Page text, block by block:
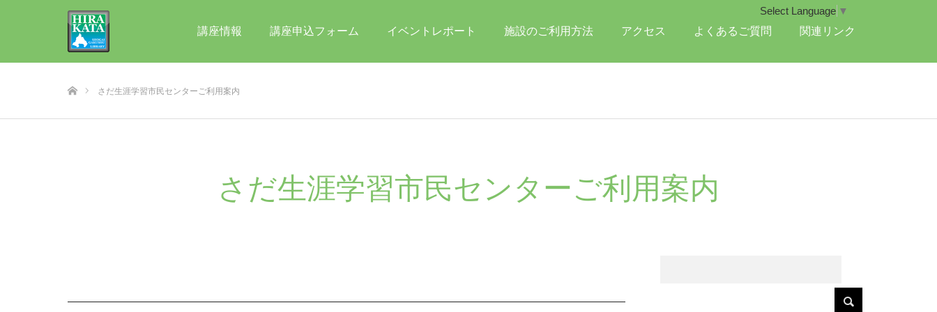
講座情報 講座申込フォーム イベントレポート 施設のご利用方法 アクセス よくあるご質問 関連リンク
Select Language ▼
さだ生涯学習市民センターご利用案内
さだ生涯学習市民センターご利用案内